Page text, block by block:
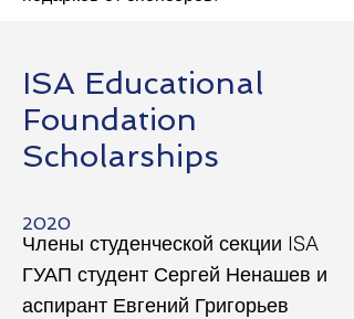
ISA Educational
Foundation
Scholarships
2020
Члены студенческой секции ISA
ГУАП студент Сергей Ненашев и
аспирант Евгений Григорьев